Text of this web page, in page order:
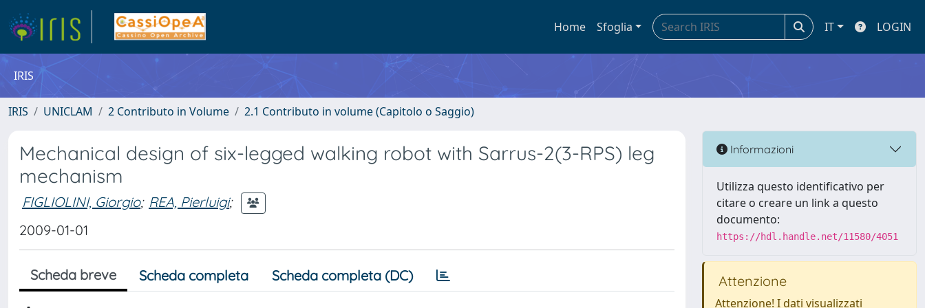
Home Sfoglia IT LOGIN
IRIS
IRIS UNICLAM 2 Contributo in Volume 2.1 Contributo in volume (Capitolo o Saggio)
Mechanical design of six-legged walking robot with Sarrus-2(3-RPS) leg
mechanism
FIGLIOLINI, Giorgio; REA, Pierluigi;
2009-01-01
Scheda breve Scheda completa Scheda completa (DC)
Informazioni
Utilizza questo identificativo per
citare o creare un link a questo
documento:
https://hdl.handle.net/11580/4051
Attenzione
Attenzione! I dati visualizzati